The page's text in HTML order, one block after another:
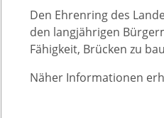
Den Ehrenring des
den langjährigen
Fähigkeit, Brücken zu
Näher Informationen